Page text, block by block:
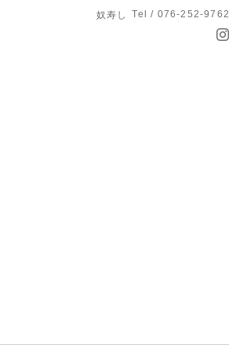
奴寿し Tel / 076-252-9762